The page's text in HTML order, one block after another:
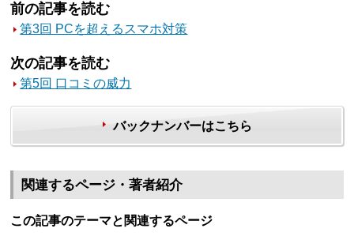
前の記事を読む
第3回 PCを超えるスマホ対策
次の記事を読む
第5回 口コミの威力
バックナンバーはこちら
関連するページ・著者紹介
この記事のテーマと関連するページ